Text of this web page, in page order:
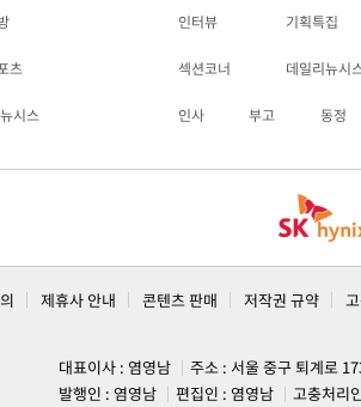
츠
시스
인터뷰 기획특집
섹션코너 데일리뉴시
인사 부고 동정
제휴사 안내 콘텐츠 판매 저작권 규약
대표이사 : 염영남
주소 : 서울 중구 퇴계로
발행인 : 염영남
편집인 : 염영남
고충처리